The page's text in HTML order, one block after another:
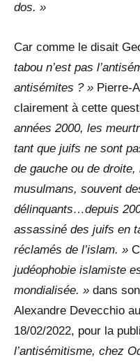
dos. »
Car comme le disait
tabou n’est pas
antisémites ? » Pierre-
clairement à cette
années 2000, les
tant que juifs ne sont
de gauche ou de
musulmans, souvent
délinquants…depuis
assassiné des juifs en
réclamés de l’islam. »
judéophobie islamiste
mondialisée. » dans
Alexandre Devecchio
18/02/2022, pour la
l’antisémitisme, chez